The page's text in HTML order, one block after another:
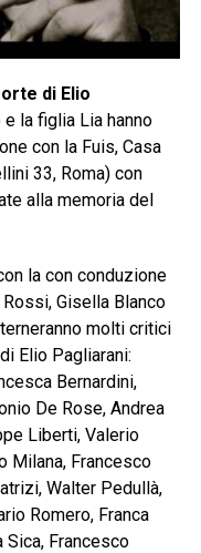
di Elio
la figlia Lia hanno
con la Fuis, Casa
33, Roma) con
alla memoria del
la con conduzione
Gisella Blanco
molti critici
Elio Pagliarani:
Bernardini,
De Rose, Andrea
Liberti, Valerio
Milana, Francesco
Walter Pedullà,
Romero, Franca
Sica, Francesco